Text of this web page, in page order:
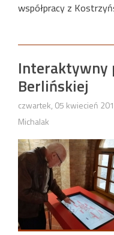
współpracy z
Interaktywny
Berlińskiej
czwartek, 05 kwiecień
Michalak